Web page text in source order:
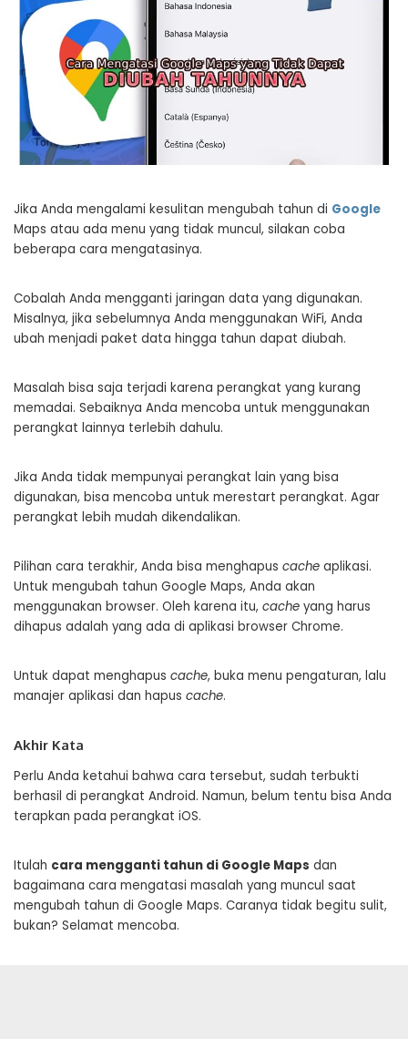
Jika Anda mengalami kesulitan mengubah tahun di Google
Maps atau ada menu yang tidak muncul, silakan coba
beberapa cara mengatasinya.
Cobalah Anda mengganti jaringan data yang digunakan.
Misalnya, jika sebelumnya Anda menggunakan WiFi, Anda
ubah menjadi paket data hingga tahun dapat diubah.
Masalah bisa saja terjadi karena perangkat yang kurang
memadai. Sebaiknya Anda mencoba untuk menggunakan
perangkat lainnya terlebih dahulu.
Jika Anda tidak mempunyai perangkat lain yang bisa
digunakan, bisa mencoba untuk merestart perangkat. Agar
perangkat lebih mudah dikendalikan.
Pilihan cara terakhir, Anda bisa menghapus cache aplikasi.
Untuk mengubah tahun Google Maps, Anda akan
menggunakan browser. Oleh karena itu, cache yang harus
dihapus adalah yang ada di aplikasi browser Chrome.
Untuk dapat menghapus cache, buka menu pengaturan, lalu
manajer aplikasi dan hapus cache.
Akhir Kata
Perlu Anda ketahui bahwa cara tersebut, sudah terbukti
berhasil di perangkat Android. Namun, belum tentu bisa Anda
terapkan pada perangkat iOS.
Itulah cara mengganti tahun di Google Maps dan
bagaimana cara mengatasi masalah yang muncul saat
mengubah tahun di Google Maps. Caranya tidak begitu sulit,
bukan? Selamat mencoba.